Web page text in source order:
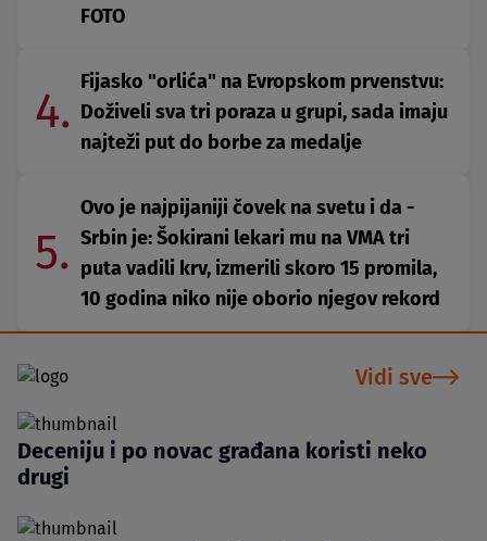
FOTO
4.
Fijasko "orlića" na Evropskom prvenstvu:
Doživeli sva tri poraza u grupi, sada imaju
najteži put do borbe za medalje
5.
Ovo je najpijaniji čovek na svetu i da -
Srbin je: Šokirani lekari mu na VMA tri
puta vadili krv, izmerili skoro 15 promila,
10 godina niko nije oborio njegov rekord
Vidi sve
Deceniju i po novac građana koristi neko
drugi